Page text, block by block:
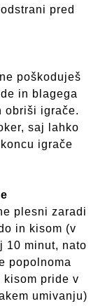
pred
poškoduješ
in blagega
obriši igrače.
saj lahko
igrače
plesni zaradi
in kisom (v
10 minut, nato
popolnoma
kisom pride v
umivanju)